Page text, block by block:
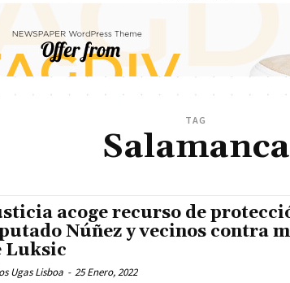
TAG
Salamanca
acoge recurso de
Núñez y vecinos contra
Luksic
Ugas Lisboa - 25 Enero, 2022